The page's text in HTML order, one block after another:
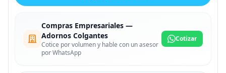
Compras Empresariales —
Adornos Colgantes
Cotice por volumen y hable con un asesor
por WhatsApp
Cotizar